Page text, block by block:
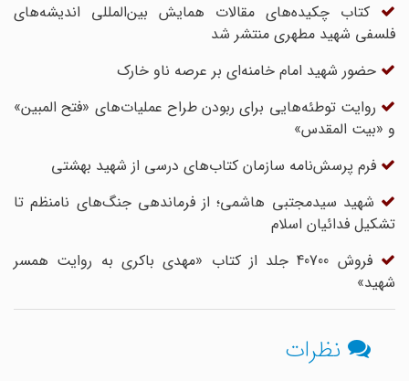
کتاب چکیده‌های مقالات همایش بین‌المللی اندیشه‌های
فلسفی شهید مطهری منتشر شد
حضور شهید امام خامنه‌ای بر عرصه ناو خارک
روایت توطئه‌هایی برای ربودن طراح عملیات‌های «فتح المبین»
و «بیت المقدس»
فرم پرسش‌نامه سازمان کتاب‌های درسی از شهید بهشتی
شهید سیدمجتبی هاشمی؛ از فرماندهی جنگ‌های نامنظم تا
تشکیل فدائیان اسلام
فروش 40700 جلد از کتاب «مهدی باکری به روایت همسر
شهید»
نظرات